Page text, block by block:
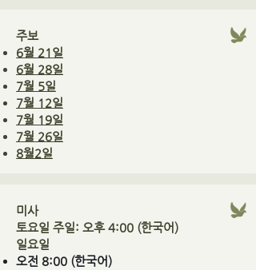
주보
​6월 21일
​6월 28일
​7월 5일
7월 12일
​7월 19일
7월 26일
​8월2일
미사
토요일 주일: 오후 4:00 (한국어)
일요일
오전 8:00 (한국어)